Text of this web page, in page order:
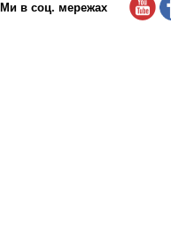
Ми в соц. мережах